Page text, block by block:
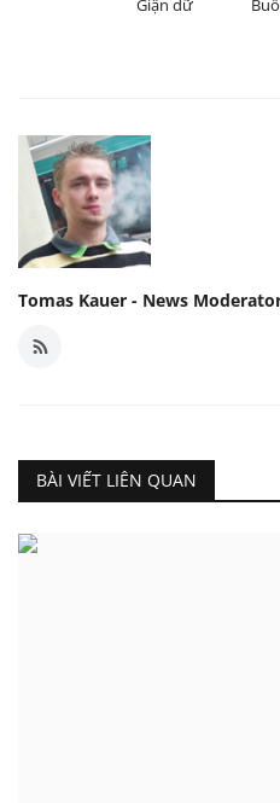
Giận dữ
Tomas Kauer - News
BÀI VIẾT LIÊN QUAN